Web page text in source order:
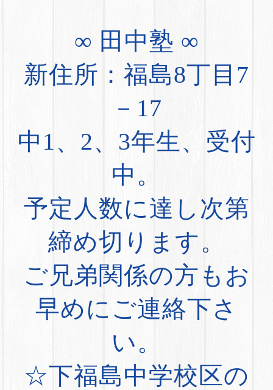
∞ 田中塾 ∞
新住所：福島8丁目7
－17
中1、2、3年生、受付
中。
予定人数に達し次第
締め切ります。
ご兄弟関係の方もお
早めにご連絡下さ
い。
☆下福島中学校区の